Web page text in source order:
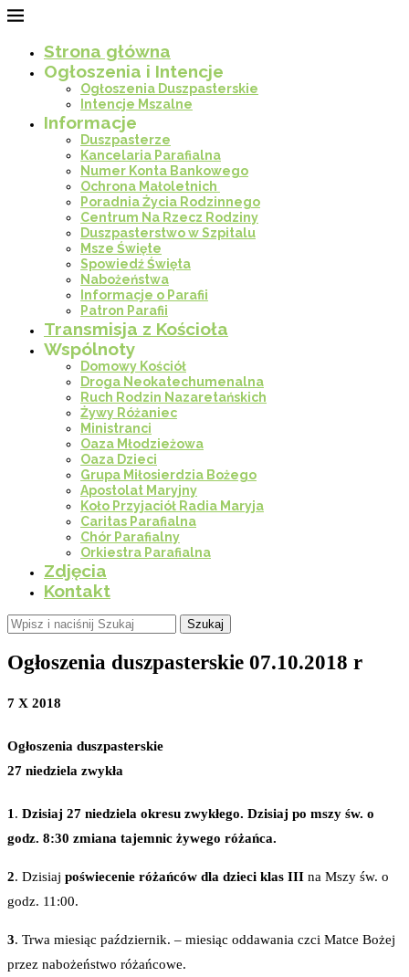
Strona główna
Ogłoszenia i Intencje
Ogłoszenia Duszpasterskie
Intencje Mszalne
Informacje
Duszpasterze
Kancelaria Parafialna
Numer Konta Bankowego
Ochrona Małoletnich
Poradnia Życia Rodzinnego
Centrum Na Rzecz Rodziny
Duszpasterstwo w Szpitalu
Msze Święte
Spowiedź Święta
Nabożeństwa
Informacje o Parafii
Patron Parafii
Transmisja z Kościoła
Wspólnoty
Domowy Kościół
Droga Neokatechumenalna
Ruch Rodzin Nazaretańskich
Żywy Różaniec
Ministranci
Oaza Młodzieżowa
Oaza Dzieci
Grupa Miłosierdzia Bożego
Apostolat Maryjny
Koło Przyjaciół Radia Maryja
Caritas Parafialna
Chór Parafialny
Orkiestra Parafialna
Zdjęcia
Kontakt
Szukaj
Ogłoszenia duszpasterskie 07.10.2018 r
7 X 2018
Ogłoszenia duszpasterskie
27 niedziela zwykła
1. Dzisiaj 27 niedziela okresu zwykłego. Dzisiaj po mszy św. o
godz. 8:30 zmiana tajemnic żywego różańca.
2. Dzisiaj poświecenie różańców dla dzieci klas III na Mszy św. o
godz. 11:00.
3. Trwa miesiąc październik. – miesiąc oddawania czci Matce Bożej
przez nabożeństwo różańcowe.